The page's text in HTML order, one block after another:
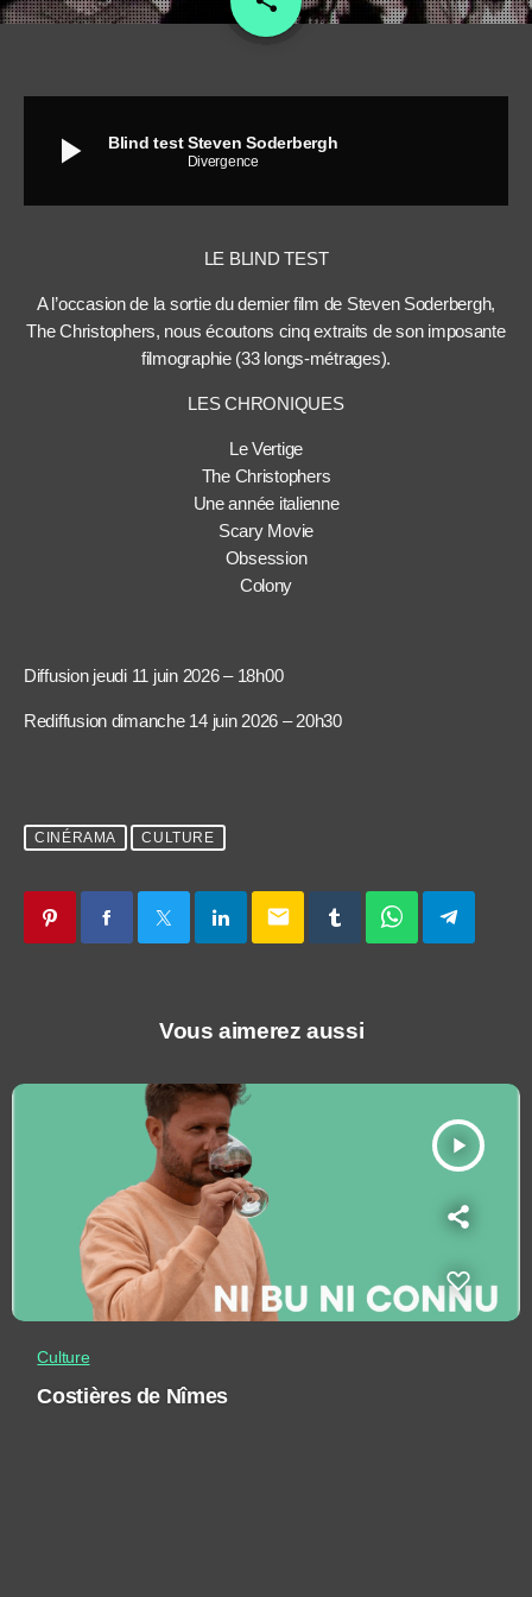
play_arrow Blind test Steven Soderbergh
Divergence
LE BLIND TEST
A l’occasion de la sortie du dernier film de Steven Soderbergh,
The Christophers, nous écoutons cinq extraits de son imposante
filmographie (33 longs-métrages).
LES CHRONIQUES
Le Vertige
The Christophers
Une année italienne
Scary Movie
Obsession
Colony
Diffusion jeudi 11 juin 2026 – 18h00
Rediffusion dimanche 14 juin 2026 – 20h30
CINÉRAMA CULTURE
email
Vous aimerez aussi
play_arrow
Culture
Costières de Nîmes